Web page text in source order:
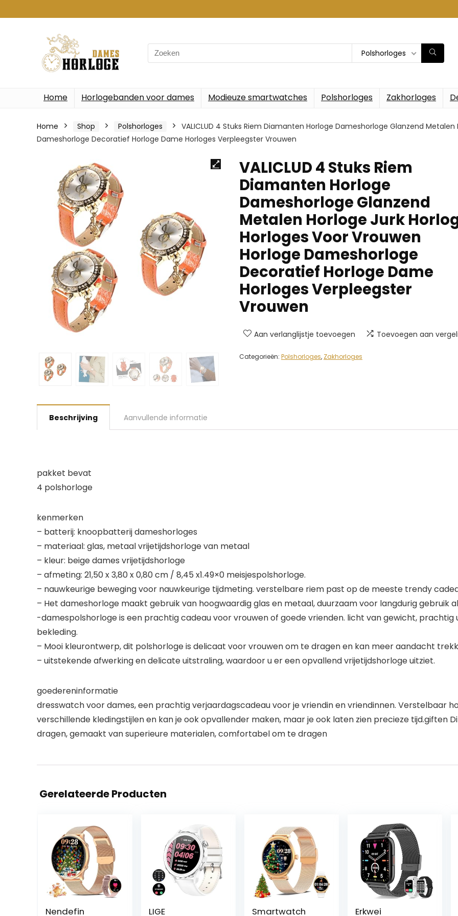
Search
for:
Polshorloges
Home Horlogebanden voor dames Modieuze smartwatches Polshorloges Zakhorloges
Home Shop Polshorloges
VALICLUD 4 Stuks Riem Diamanten Horloge Dameshorloge Glanzend
Dameshorloge Decoratief Horloge Dame Horloges Verpleegster Vrouwen
VALICLUD 4 Stuks Riem
Diamanten Horloge
Dameshorloge Glanzend
Metalen Horloge Jurk
Horloges Voor Vrouwen
Horloge Dameshorloge
Decoratief Horloge Dame
Horloges Verpleegster
Vrouwen
Aan verlanglijstje toevoegen Toevoegen aan
Categorieën: Polshorloges, Zakhorloges
Beschrijving Aanvullende informatie
pakket bevat
4 polshorloge
kenmerken
– batterij: knoopbatterij dameshorloges
– materiaal: glas, metaal vrijetijdshorloge van metaal
– kleur: beige dames vrijetijdshorloge
– afmeting: 21,50 x 3,80 x 0,80 cm / 8,45 x1.49×0 meisjespolshorloge.
– nauwkeurige beweging voor nauwkeurige tijdmeting. verstelbare riem past op de meeste trendy
– Het dameshorloge maakt gebruik van hoogwaardig glas en metaal, duurzaam voor langdurig gebruik
-damespolshorloge is een prachtig cadeau voor vrouwen of goede vrienden. licht van gewicht,
bekleding.
– Mooi kleurontwerp, dit polshorloge is delicaat voor vrouwen om te dragen en kan meer aandacht
– uitstekende afwerking en delicate uitstraling, waardoor u er een opvallend vrijetijdshorloge uitziet.
goedereninformatie
dresswatch voor dames, een prachtig verjaardagscadeau voor je vriendin en vriendinnen. Verstelbaar
verschillende kledingstijlen en kan je ook opvallender maken, maar je ook laten zien precieze tijd.giften
dragen, gemaakt van superieure materialen, comfortabel om te dragen
Gerelateerde Producten
Nendefin
LIGE
Smartwatch
Erkwei